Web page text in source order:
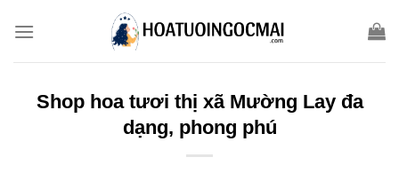
Shop hoa tươi thị xã Mường Lay đa
dạng, phong phú